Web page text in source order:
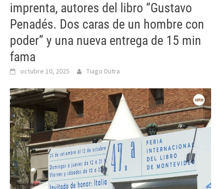
imprenta, autores del libro “Gustavo
Penadés. Dos caras de un hombre con
poder” y una nueva entrega de 15 min
fama
octubre 10, 2025 Tiago Dutra